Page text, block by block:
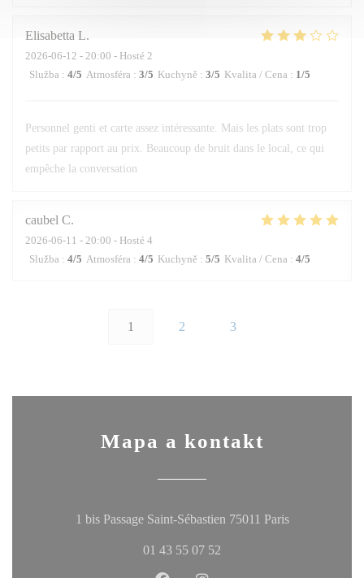
Elisabetta L
2026-06-12 - 20:00 - Hosté 2
Služba : 4/5 Atmosféra : 3/5 Kuchyně : 3/5 Kvalita / Cena : 1/5
Personnel genti et carte assez intéressante. Mais les plats sont trop
petits par rapport au prix. Beaucoup de bruit dans le local, ce qui
empêche la conversation
caubel C
2026-06-11 - 20:00 - Hosté 4
Služba : 4/5 Atmosféra : 4/5 Kuchyně : 5/5 Kvalita / Cena : 4/5
1 2 3
Mapa a kontakt
1 bis Passage Saint-Sébastien 75011 Paris((otevře se v
01 43 55 07 52